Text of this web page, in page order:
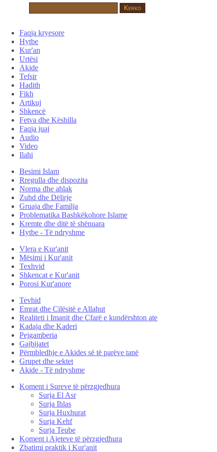
Faqja kryesore
Hytbe
Kur'an
Urtësi
Akide
Tefsir
Hadith
Fikh
Artikuj
Shkencë
Fetva dhe Këshilla
Faqja juaj
Audio
Video
Ilahi
Besimi Islam
Rregulla dhe dispozita
Norma dhe ahlak
Zuhd dhe Dëlirje
Gruaja dhe Familja
Problematika Bashkëkohore Islame
Kremte dhe ditë të shënuara
Hytbe - Të ndryshme
Vlera e Kur'anit
Mësimi i Kur'anit
Texhvid
Shkencat e Kur'anit
Porosi Kur'anore
Tevhid
Emrat dhe Cilësitë e Allahut
Realiteti i Imanit dhe Çfarë e kundërshton ate
Kadaja dhe Kaderi
Pejgamberia
Gajbijatet
Përmbledhje e Akides së të parëve tanë
Grupet dhe sektet
Akide - Të ndryshme
Koment i Sureve të përzgjedhura
Surja El Asr
Surja Ihlas
Surja Huxhurat
Surja Kehf
Surja Teube
Koment i Ajeteve të përzgjedhura
Zbatimi praktik i Kur'anit